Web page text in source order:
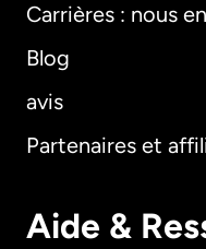
Carrières : nous
Blog
avis
Partenaires et
Aide &